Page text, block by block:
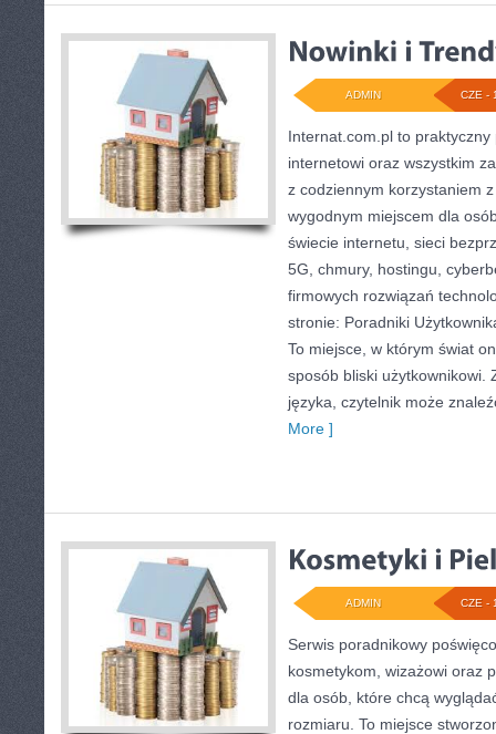
CZE -
ADMIN
Internat.com.pl to
internetowi oraz wszystkim
z codziennym korzystaniem
wygodnym miejscem dla
świecie internetu, sieci
5G, chmury, hostingu,
firmowych rozwiązań
stronie: Poradniki
To miejsce, w którym świat
sposób bliski użytkownikowi.
języka, czytelnik może
More ]
CZE -
ADMIN
Serwis poradnikowy
kosmetykom, wizażowi oraz
dla osób, które chcą
rozmiaru. To miejsce